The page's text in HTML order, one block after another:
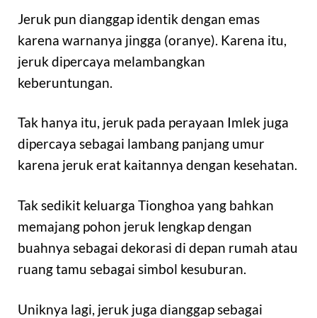
Jeruk pun dianggap identik dengan emas
karena warnanya jingga (oranye). Karena itu,
jeruk dipercaya melambangkan
keberuntungan.
Tak hanya itu, jeruk pada perayaan Imlek juga
dipercaya sebagai lambang panjang umur
karena jeruk erat kaitannya dengan kesehatan.
Tak sedikit keluarga Tionghoa yang bahkan
memajang pohon jeruk lengkap dengan
buahnya sebagai dekorasi di depan rumah atau
ruang tamu sebagai simbol kesuburan.
Uniknya lagi, jeruk juga dianggap sebagai